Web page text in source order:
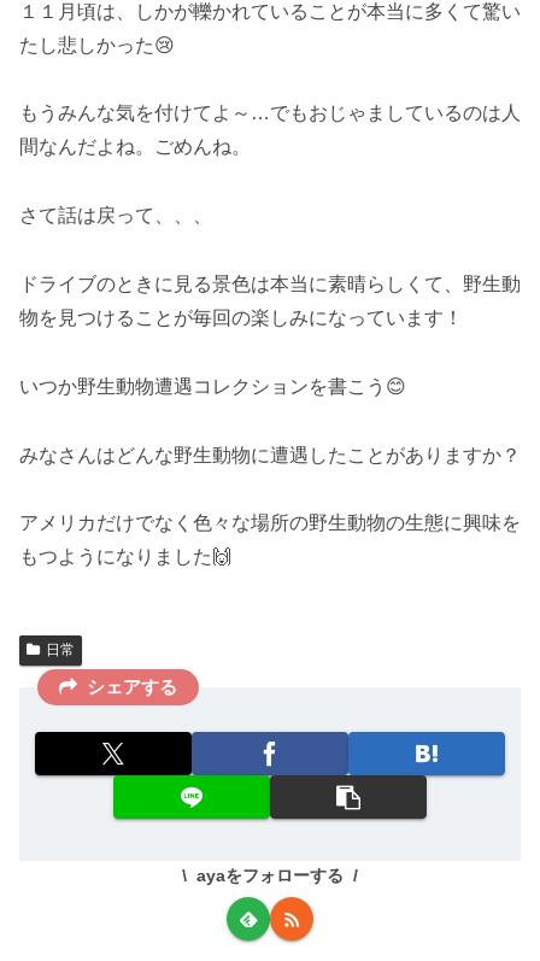
１１月頃は、しかが轢かれていることが本当に多くて驚い
たし悲しかった😢
もうみんな気を付けてよ～…でもおじゃましているのは人
間なんだよね。ごめんね。
さて話は戻って、、、
ドライブのときに見る景色は本当に素晴らしくて、野生動
物を見つけることが毎回の楽しみになっています！
いつか野生動物遭遇コレクションを書こう😊
みなさんはどんな野生動物に遭遇したことがありますか？
アメリカだけでなく色々な場所の野生動物の生態に興味を
もつようになりました🙌
日常
シェアする
ayaをフォローする